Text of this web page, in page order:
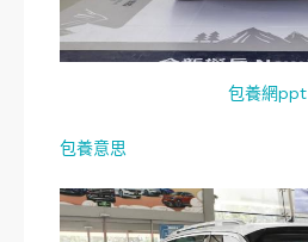
包養網ppt
包養意思